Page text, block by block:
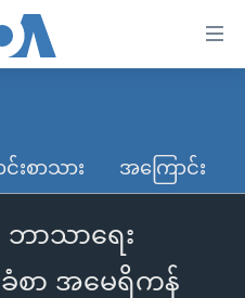
စာသား အကြောင်း
ဘာသာရေး
ာ အမေရိကန်